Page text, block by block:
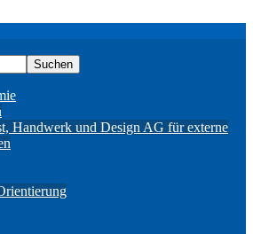
Suchen
Handwerk und Design AG für externe